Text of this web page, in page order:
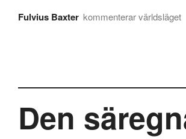
Fulvius Baxter kommenterar världsläget
Den